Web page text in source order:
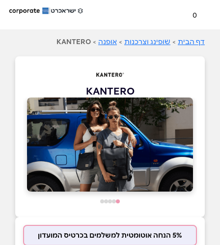
0
דף הבית > שופינג וצרכנות > אופנה >
KANTERO
KANTERO
5% הנחה אוטומטית למשלמים בכרטיס המועדון